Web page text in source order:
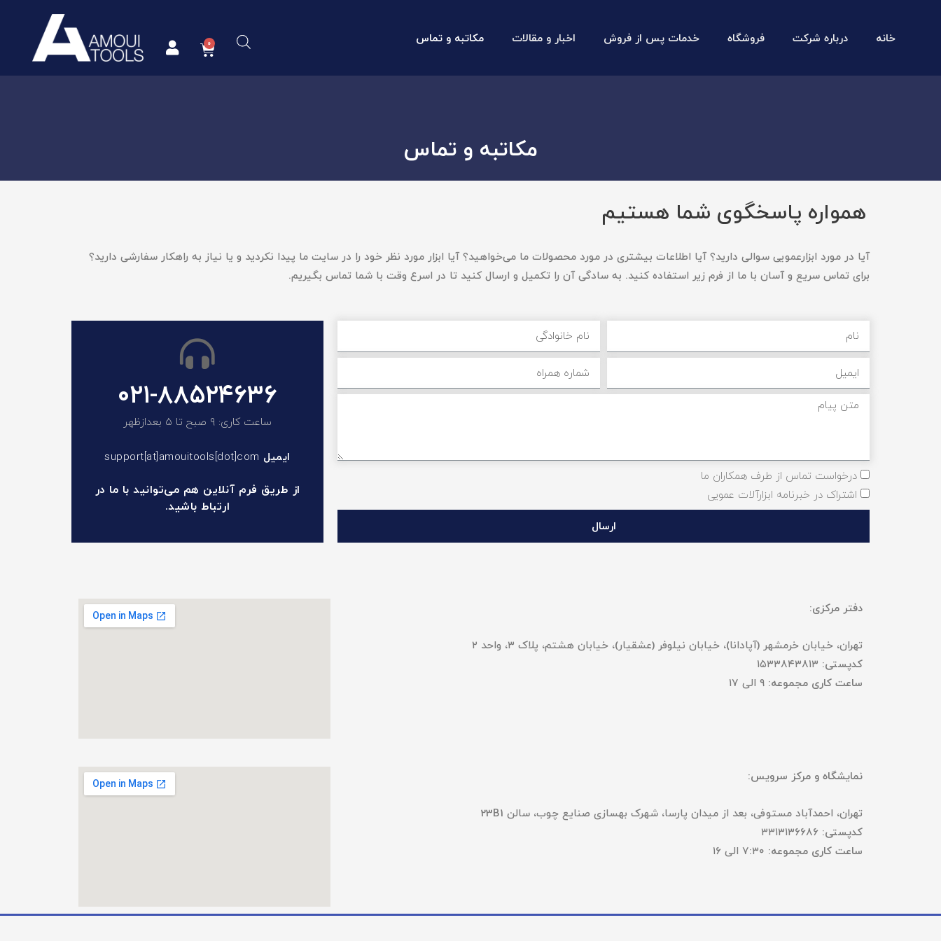
خانه درباره شرکت فروشگاه خدمات پس از فروش اخبار و مقالات مکاتبه و تماس
مکاتبه و تماس
همواره پاسخگوی شما هستیم
آیا در مورد ابزارعمویی سوالی دارید؟ آیا اطلاعات بیشتری در مورد محصولات ما می‌خواهید؟ آیا ابزار مورد نظر خود را در سایت ما پیدا نکردید و یا نیاز به راهکار سفارشی دارید؟
برای تماس سریع و آسان با ما از فرم زیر استفاده کنید. به سادگی آن را تکمیل و ارسال کنید تا در اسرع وقت با شما تماس بگیریم.
درخواست تماس از طرف همکاران ما
اشتراک در خبرنامه ابزارآلات عمویی
ارسال
۰۲۱-۸۸۵۲۴۶۳۶
ساعت کاری: ۹ صبح تا ۵ بعدازظهر
ایمیل support[at]amouitools[dot]com
از طریق فرم آنلاین هم می‌توانید با ما در
ارتباط باشید.
دفتر مرکزی:
تهران، خیابان خرمشهر (آپادانا)، خیابان نیلوفر (عشقیار)، خیابان هشتم، پلاک ۳، واحد ٢
کدپستی:
ساعت کاری مجموعه: ۹ الی ۱۷
نمایشگاه و مرکز سرویس:
تهران، احمدآباد مستوفی، بعد از میدان پارسا، شهرک بهسازی صنایع چوب، سالن 23B1
کدپستی:
ساعت کاری مجموعه: ۷:۳۰ الی ۱۶